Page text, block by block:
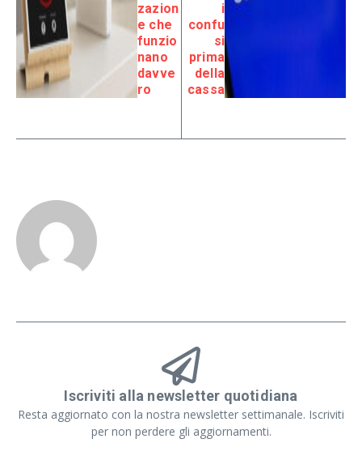
zazion
e che
funzio
nano
davve
ro
i
confu
si
prima
della
cassa
Iscriviti alla newsletter quotidiana
Resta aggiornato con la nostra newsletter settimanale. Iscriviti
per non perdere gli aggiornamenti.